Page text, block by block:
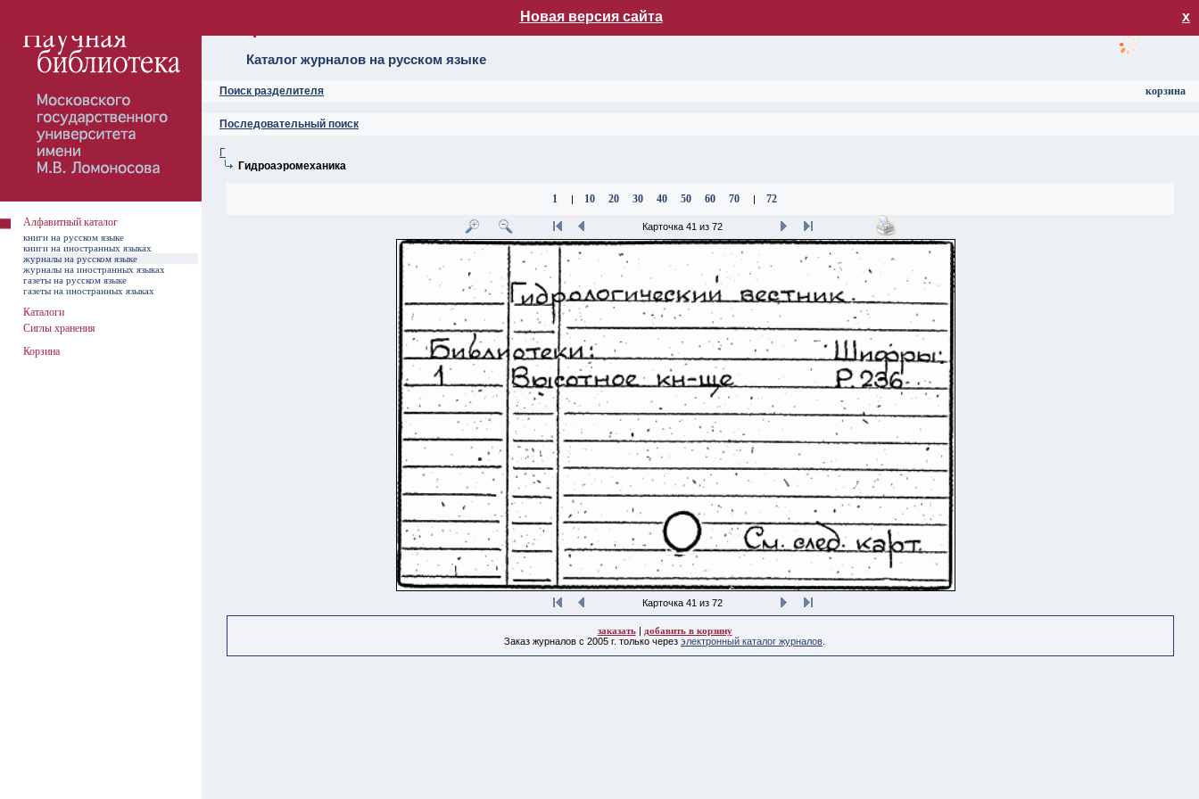
Новая версия сайта х
Каталог журналов на русском языке
Поиск разделителя
Последовательный поиск
корзина
Г
Гидроаэромеханика
1 | 10 20 30 40 50 60 70 | 72
Карточка 41 из 72
Карточка 41 из 72
заказать| добавить в корзину
Заказ журналов с 2005 г. только через электронный каталог журналов
Алфавитный каталог
книги на русском языке
книги на иностранных языках
журналы на русском языке
журналы на иностранных языках
газеты на русском языке
газеты на иностранных языках
Каталоги
Сиглы хранения
Корзина